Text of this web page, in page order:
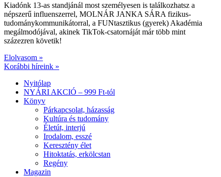
Kiadónk 13-as standjánál most személyesen is találkozhatsz a
népszerű influenszerrel, MOLNÁR JANKA SÁRA fizikus-
tudománykommunikátorral, a FUNtasztikus (gyerek) Akadémia
megálmodójával, akinek TikTok-csatornáját már több mint
százezren követik!
Elolvasom »
Korábbi híreink »
Nyitólap
NYÁRI AKCIÓ – 999 Ft-tól
Könyv
Párkapcsolat, házasság
Kultúra és tudomány
Életút, interjú
Irodalom, esszé
Keresztény élet
Hitoktatás, erkölcstan
Regény
Magazin